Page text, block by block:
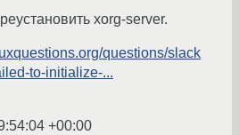
xorg-server.
questions/slack
to-initialize-...
+00:00